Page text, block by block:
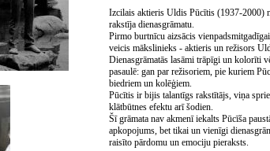
Izcilais aktieris Uldis Pūcītis (1937-2000)
rakstīja dienasgrāmatu.
Pirmo burtnīcu aizsācis
veicis mākslinieks - aktieris un režisors
Dienasgrāmatās lasāmi trāpīgi un kolorīti
pasaulē: gan par režisoriem, pie kuriem
biedriem un kolēģiem.
Pūcītis ir bijis talantīgs rakstītājs, viņa
klātbūtnes efektu arī šodien.
Šī grāmata nav akmenī iekalts Pūcīša
apkopojums, bet tikai un vienīgi
raisīto pārdomu un emociju pieraksts.